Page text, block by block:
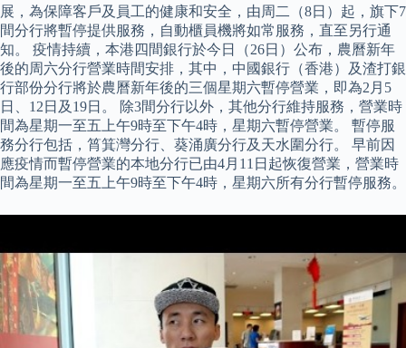
展，為保障客戶及員工的健康和安全，由周二（8日）起，旗下7
間分行將暫停提供服務，自動櫃員機將如常服務，直至另行通
知。 疫情持續，本港四間銀行於今日（26日）公布，農曆新年
後的周六分行營業時間安排，其中，中國銀行（香港）及渣打銀
行部份分行將於農曆新年後的三個星期六暫停營業，即為2月5
日、12日及19日。 除3間分行以外，其他分行維持服務，營業時
間為星期一至五上午9時至下午4時，星期六暫停營業。 暫停服
務分行包括，筲箕灣分行、葵涌廣分行及天水圍分行。 早前因
應疫情而暫停營業的本地分行已由4月11日起恢復營業，營業時
間為星期一至五上午9時至下午4時，星期六所有分行暫停服務。